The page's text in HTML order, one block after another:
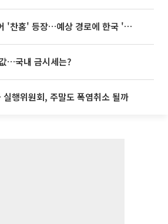
태풍 '돌핀' 이어 '찬홈' 등장…예상 경로에 한국 '한숨'
…국내 금시세는?
행위원회, 주말도 폭염취소 될까